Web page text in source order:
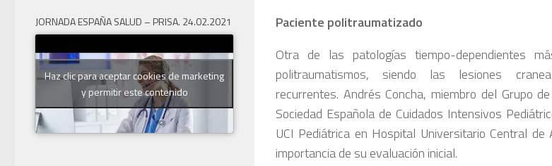
Paciente politraumatizado
Otra de las patologías tiempo-dependientes
politraumatismos, siendo las lesiones
recurrentes. Andrés Concha, miembro del Grupo
Sociedad Española de Cuidados Intensivos
UCI Pediátrica en Hospital Universitario Central
importancia de su evaluación inicial.
JORNADA ESPAÑA SALUD – PRISA. 24.02.2021
Haz clic para aceptar cookies de marketing
y permitir este contenido